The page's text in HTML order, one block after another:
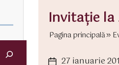
Invitație la
Pagina principală
Dată27 ianuarie